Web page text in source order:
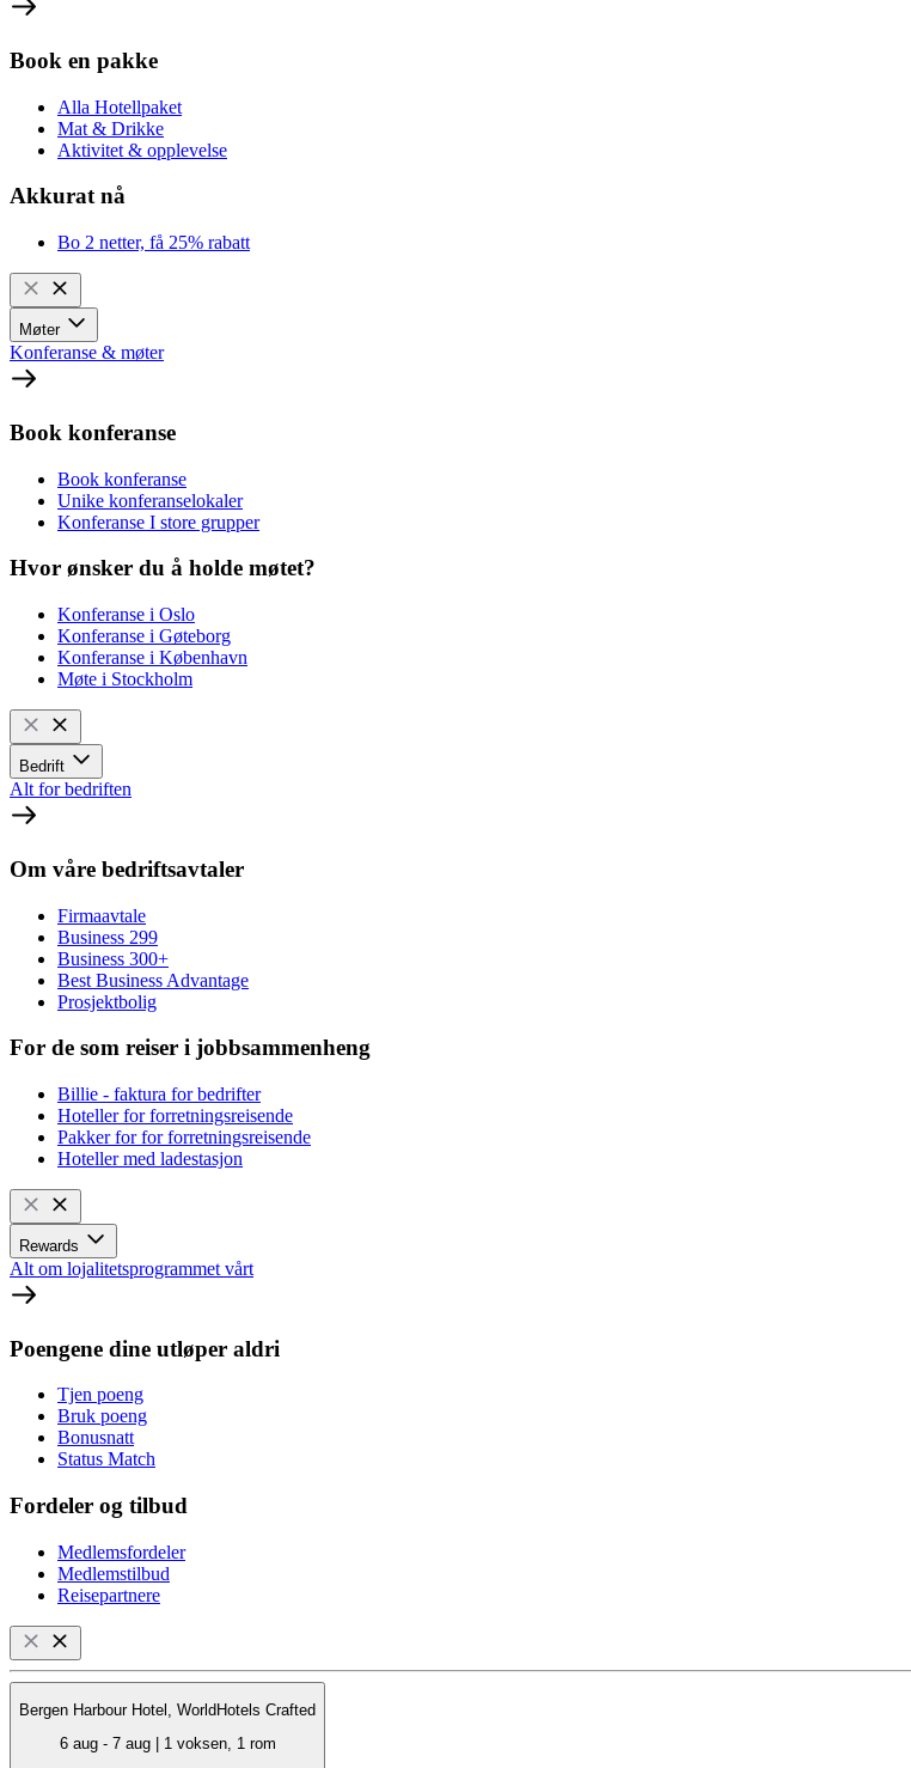
Book en pakke
Alla Hotellpaket
Mat & Drikke
Aktivitet & opplevelse
Akkurat nå
Bo 2 netter, få 25% rabatt
Møter
Konferanse & møter
Book konferanse
Book konferanse
Unike konferanselokaler
Konferanse I store grupper
Hvor ønsker du å holde møtet?
Konferanse i Oslo
Konferanse i Gøteborg
Konferanse i København
Møte i Stockholm
Bedrift
Alt for bedriften
Om våre bedriftsavtaler
Firmaavtale
Business 299
Business 300+
Best Business Advantage
Prosjektbolig
For de som reiser i jobbsammenheng
Billie - faktura for bedrifter
Hoteller for forretningsreisende
Pakker for for forretningsreisende
Hoteller med ladestasjon
Rewards
Alt om lojalitetsprogrammet vårt
Poengene dine utløper aldri
Tjen poeng
Bruk poeng
Bonusnatt
Status Match
Fordeler og tilbud
Medlemsfordeler
Medlemstilbud
Reisepartnere
Bergen Harbour Hotel, WorldHotels Crafted
6 aug - 7 aug | 1 voksen, 1 rom